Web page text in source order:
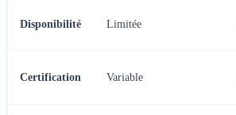
Disponibilité Limitée
Certification Variable